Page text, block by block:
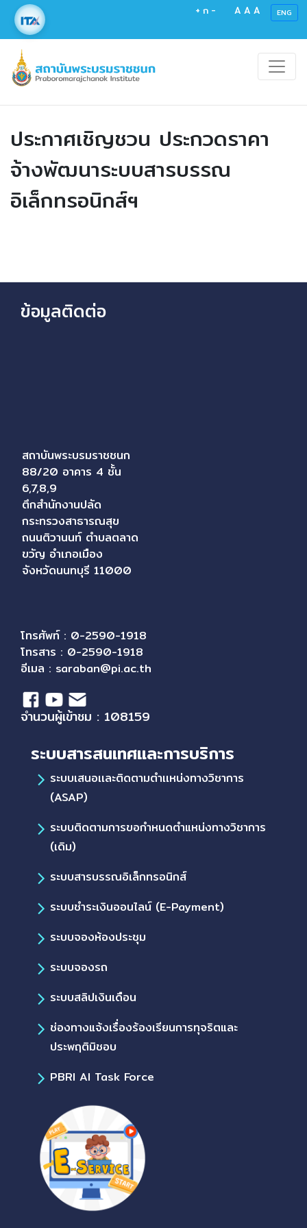
+ ก - A A A ENG
ประกาศเชิญชวน ประกวดราคา
จ้างพัฒนาระบบสารบรรณ
อิเล็กทรอนิกส์ฯ
ข้อมูลติดต่อ
สถาบันพระบรมราชชนก
88/20 อาคาร 4 ชั้น
6,7,8,9
ตึกสำนักงานปลัด
กระทรวงสาธารณสุข
ถนนติวานนท์ ตำบลตลาด
ขวัญ อำเภอเมือง
จังหวัดนนทบุรี 11000
โทรศัพท์ : 0-2590-1918
โทรสาร : 0-2590-1918
อีเมล : saraban@pi.ac.th
จำนวนผู้เข้าชม : 108159
ระบบสารสนเทศและการบริการ
ระบบเสนอเเละติดตามตำเเหน่งทางวิชาการ
(ASAP)
ระบบติดตามการขอกำหนดตำแหน่งทางวิชาการ
(เดิม)
ระบบสารบรรณอิเล็กทรอนิกส์
ระบบชำระเงินออนไลน์ (E-Payment)
ระบบจองห้องประชุม
ระบบจองรถ
ระบบสลิปเงินเดือน
ช่องทางแจ้งเรื่องร้องเรียนการทุจริตและ
ประพฤติมิชอบ
PBRI AI Task Force